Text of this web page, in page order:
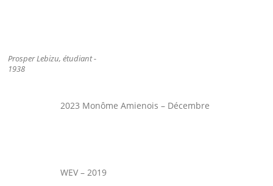
Prosper Lebizu, étudiant -
1938
2023 Monôme Amienois – Décembre
WEV – 2019